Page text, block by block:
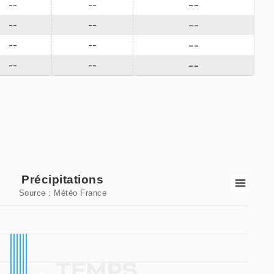
-- --
--
-- --
--
-- --
--
-- -- --
categories.
Précipitations
Source : Météo France